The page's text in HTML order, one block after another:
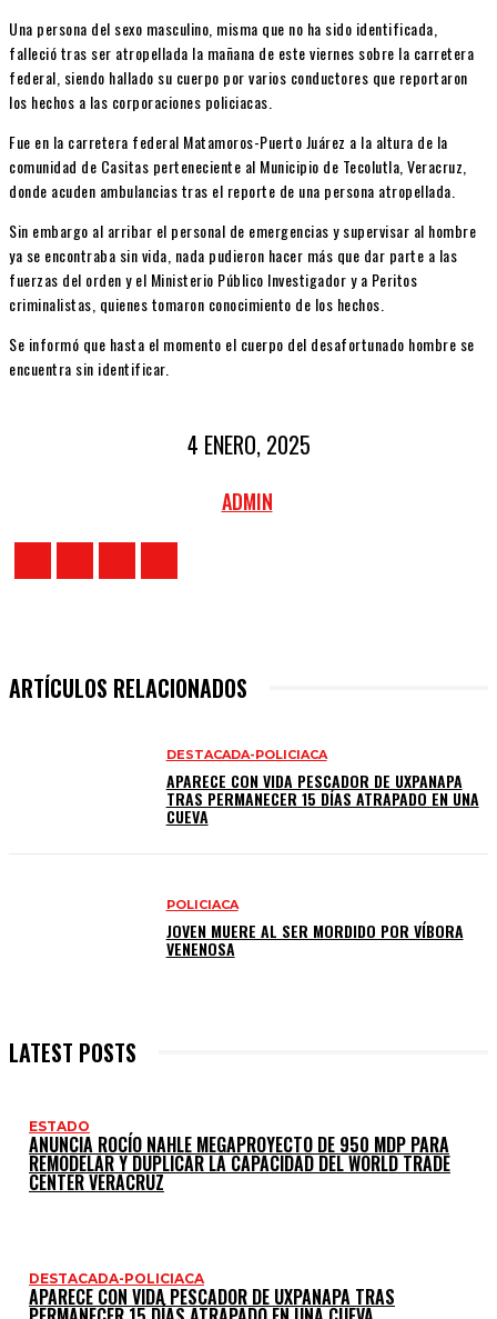
Una persona del sexo masculino, misma que no ha sido identificada,
falleció tras ser atropellada la mañana de este viernes sobre la carretera
federal, siendo hallado su cuerpo por varios conductores que reportaron
los hechos a las corporaciones policiacas.
Fue en la carretera federal Matamoros-Puerto Juárez a la altura de la
comunidad de Casitas perteneciente al Municipio de Tecolutla, Veracruz,
donde acuden ambulancias tras el reporte de una persona atropellada.
Sin embargo al arribar el personal de emergencias y supervisar al hombre
ya se encontraba sin vida, nada pudieron hacer más que dar parte a las
fuerzas del orden y el Ministerio Público Investigador y a Peritos
criminalistas, quienes tomaron conocimiento de los hechos.
Se informó que hasta el momento el cuerpo del desafortunado hombre se
encuentra sin identificar.
4 ENERO, 2025
ADMIN
ARTÍCULOS RELACIONADOS
DESTACADA-POLICIACA
APARECE CON VIDA PESCADOR DE UXPANAPA
TRAS PERMANECER 15 DÍAS ATRAPADO EN UNA
CUEVA
POLICIACA
JOVEN MUERE AL SER MORDIDO POR VÍBORA
VENENOSA
LATEST POSTS
ESTADO
ANUNCIA ROCÍO NAHLE MEGAPROYECTO DE 950 MDP PARA
REMODELAR Y DUPLICAR LA CAPACIDAD DEL WORLD TRADE
CENTER VERACRUZ
DESTACADA-POLICIACA
APARECE CON VIDA PESCADOR DE UXPANAPA TRAS